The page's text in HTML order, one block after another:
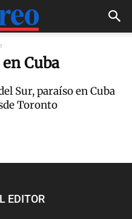
Cuba
Sur, paraíso en Cuba
Toronto
EDITOR